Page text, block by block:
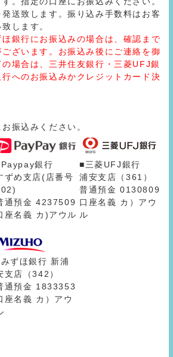
送致します。振り込み手数料はお客
します。
銀行にお振込みの場合は、確認まで
ざいます。お振込み後にご連絡を御
場合は、三井住友銀行・三菱UFJ銀
へのお振込みかクレジットカード決
振込みください。
銀行
ずめ支店(店番号
通預金 4237509
座名義 カ)アウル
■三菱UFJ銀行
浦安支店（361）
普通預金 0130809
口座名義 カ）アウ
ル
ずほ銀行 新浦
支店（342）
通預金 1833353
座名義 カ）アウ